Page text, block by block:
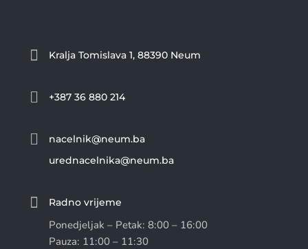
 Kralja Tomislava 1, 88390 Neum
 +387 36 880 214

nacelnik@neum.ba
urednacelnika@neum.ba
 Radno vrijeme
Ponedjeljak – Petak: 8:00 – 16:00
Pauza: 11:00 – 11:30